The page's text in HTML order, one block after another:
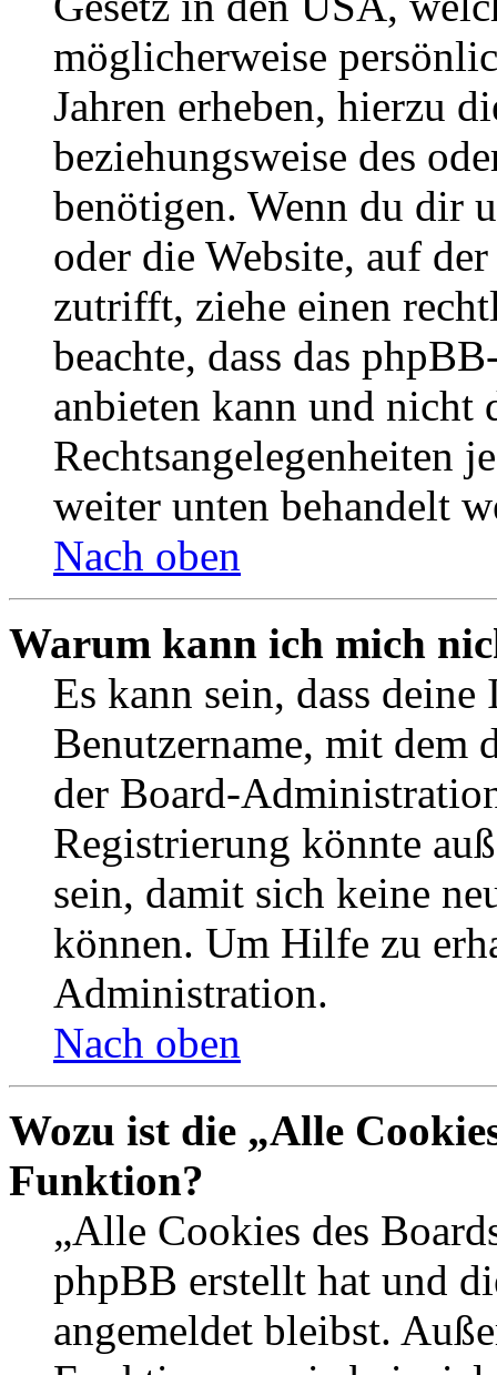
möglicherweise
Jahren erheben, hierzu
beziehungsweise des
benötigen. Wenn du dir
oder die Website, auf
zutrifft, ziehe einen
beachte, dass das
anbieten kann und nicht
Rechtsangelegenheiten
weiter unten behandelt
Nach oben
Warum kann ich mich
Es kann sein, dass
Benutzername, mit dem
der Board-
Registrierung könnte
sein, damit sich keine
können. Um Hilfe zu
Administration.
Nach oben
Wozu ist die „Alle
Funktion?
„Alle Cookies des
phpBB erstellt hat und
angemeldet bleibst.